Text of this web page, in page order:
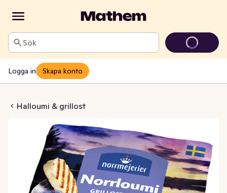
Sök
Logga in Skapa konto
Halloumi & grillost
Norrländsk 22%